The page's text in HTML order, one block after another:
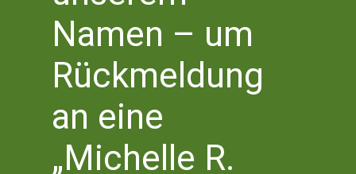
Literaturhaus Bonn
Literaturbüro NRW Süd
Bottlerplatz 1
53111 Bonn
T 0228 – 555 2 777 0
info@literaturhaus-bonn.de
Namen – um
Rückmeldung
an eine
„Michelle R.